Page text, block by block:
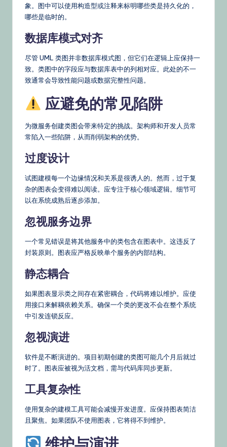
象。图中可以使用构造型或注释来标明哪些类是持久化的，
哪些是临时的。
数据库模式对齐
尽管 UML 类图并非数据库模式图，但它们在逻辑上应保持一
致。类图中的字段应与数据库表中的列相对应。此处的不一
致通常会导致性能问题或数据完整性问题。
应避免的常见陷阱
为微服务创建类图会带来特定的挑战。架构师和开发人员常
常陷入一些陷阱，从而削弱架构的优势。
过度设计
试图建模每一个边缘情况和关系是很诱人的。然而，过于复
杂的图表会变得难以阅读。应专注于核心领域逻辑。细节可
以在系统成熟后逐步添加。
忽视服务边界
一个常见错误是将其他服务中的类包含在图表中。这违反了
封装原则。图表应严格反映单个服务的内部结构。
静态耦合
如果图表显示类之间存在紧密耦合，代码将难以维护。应使
用接口来解耦依赖关系。确保一个类的更改不会在整个系统
中引发连锁反应。
忽视演进
软件是不断演进的。项目初期创建的类图可能几个月后就过
时了。图表应被视为活文档，需与代码库同步更新。
工具复杂性
使用复杂的建模工具可能会减慢开发进度。应保持图表简洁
且聚焦。如果团队不使用图表，它将得不到维护。